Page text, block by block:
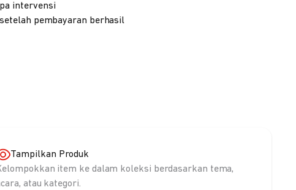
intervensi
pembayaran berhasil
Tampilkan Produk
item ke dalam koleksi berdasarkan tema,
atau kategori.